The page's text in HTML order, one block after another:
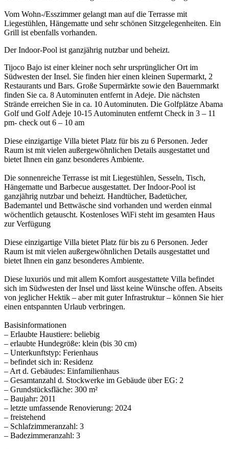
Vom Wohn-/Esszimmer gelangt man auf die Terrasse mit
Liegestühlen, Hängematte und sehr schönen Sitzgelegenheiten. Ein
Grill ist ebenfalls vorhanden.
Der Indoor-Pool ist ganzjährig nutzbar und beheizt.
Tijoco Bajo ist einer kleiner noch sehr ursprünglicher Ort im
Südwesten der Insel. Sie finden hier einen kleinen Supermarkt, 2
Restaurants und Bars. Große Supermärkte sowie den Bauernmarkt
finden Sie ca. 8 Autominuten entfernt in Adeje. Die nächsten
Strände erreichen Sie in ca. 10 Autominuten. Die Golfplätze Abama
Golf und Golf Adeje 10-15 Autominuten entfernt Check in 3 – 11
pm- check out 6 – 10 am
Diese einzigartige Villa bietet Platz für bis zu 6 Personen. Jeder
Raum ist mit vielen außergewöhnlichen Details ausgestattet und
bietet Ihnen ein ganz besonderes Ambiente.
Die sonnenreiche Terrasse ist mit Liegestühlen, Sesseln, Tisch,
Hängematte und Barbecue ausgestattet. Der Indoor-Pool ist
ganzjährig nutzbar und beheizt. Handtücher, Badetücher,
Bademantel und Bettwäsche sind vorhanden und werden einmal
wöchentlich getauscht. Kostenloses WiFi steht im gesamten Haus
zur Verfügung
Diese einzigartige Villa bietet Platz für bis zu 6 Personen. Jeder
Raum ist mit vielen außergewöhnlichen Details ausgestattet und
bietet Ihnen ein ganz besonderes Ambiente.
Diese luxuriös und mit allem Komfort ausgestattete Villa befindet
sich im Südwesten der Insel und lässt keine Wünsche offen. Abseits
von jeglicher Hektik – aber mit guter Infrastruktur – können Sie hier
einen entspannten Urlaub verbringen.
Basisinformationen
– Erlaubte Haustiere: beliebig
– erlaubte Hundegröße: klein (bis 30 cm)
– Unterkunftstyp: Ferienhaus
– befindet sich in: Residenz
– Art d. Gebäudes: Einfamilienhaus
– Gesamtanzahl d. Stockwerke im Gebäude über EG: 2
– Grundstücksfläche: 300 m²
– Baujahr: 2011
– letzte umfassende Renovierung: 2024
– freistehend
– Schlafzimmeranzahl: 3
– Badezimmeranzahl: 3